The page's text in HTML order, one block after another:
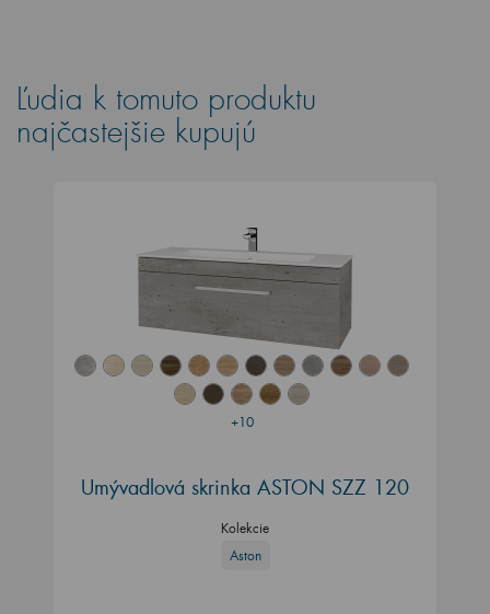
Ľudia k tomuto produktu
najčastejšie kupujú
+10
Umývadlová skrinka ASTON SZZ 120
Kolekcie
Aston